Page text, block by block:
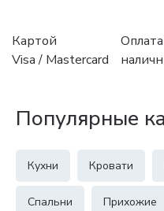
Картой
Visa / Mastercard
Оплата
Популярные
Кухни Кровати
Спальни Прихожие